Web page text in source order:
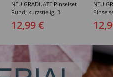
NEU GRADUATE Pinselset
Rund, kurzstielig, 3
Synthetikpinsel
12,99 €
NEU